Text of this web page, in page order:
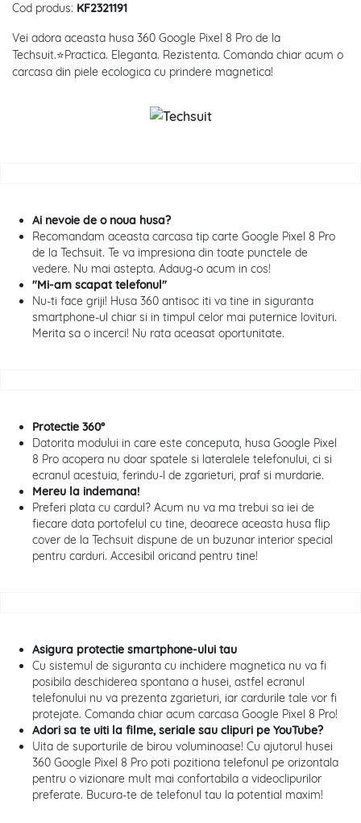
Cod produs: KF2321191
Vei adora aceasta husa 360 Google Pixel 8 Pro de la
Techsuit.⭐Practica. Eleganta. Rezistenta. Comanda chiar acum o
carcasa din piele ecologica cu prindere magnetica!
Ai nevoie de o noua husa?
Recomandam aceasta carcasa tip carte Google Pixel 8 Pro
de la Techsuit. Te va impresiona din toate punctele de
vedere. Nu mai astepta. Adaug-o acum in cos!
"Mi-am scapat telefonul"
Nu-ti face griji! Husa 360 antisoc iti va tine in siguranta
smartphone-ul chiar si in timpul celor mai puternice lovituri.
Merita sa o incerci! Nu rata aceasat oportunitate.
Protectie 360°
Datorita modului in care este conceputa, husa Google Pixel
8 Pro acopera nu doar spatele si lateralele telefonului, ci si
ecranul acestuia, ferindu-l de zgarieturi, praf si murdarie.
Mereu la indemana!
Preferi plata cu cardul? Acum nu va ma trebui sa iei de
fiecare data portofelul cu tine, deoarece aceasta husa flip
cover de la Techsuit dispune de un buzunar interior special
pentru carduri. Accesibil oricand pentru tine!
Asigura protectie smartphone-ului tau
Cu sistemul de siguranta cu inchidere magnetica nu va fi
posibila deschiderea spontana a husei, astfel ecranul
telefonului nu va prezenta zgarieturi, iar cardurile tale vor fi
protejate. Comanda chiar acum carcasa Google Pixel 8 Pro!
Adori sa te uiti la filme, seriale sau clipuri pe YouTube?
Uita de suporturile de birou voluminoase! Cu ajutorul husei
360 Google Pixel 8 Pro poti pozitiona telefonul pe orizontala
pentru o vizionare mult mai confortabila a videoclipurilor
preferate. Bucura-te de telefonul tau la potential maxim!